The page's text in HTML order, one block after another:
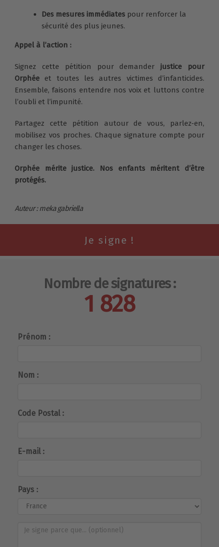
Des mesures immédiates pour renforcer la
sécurité des plus jeunes.
Appel à l’action :
Signez cette pétition pour demanderjustice pour
Orphée et toutes les autres victimes d’infanticides.
Ensemble, faisons entendre nos voix et luttons contre
l’oubli et l’impunité.
Partagez cette pétition autour de vous, parlez-en,
mobilisez vos proches. Chaque signature compte pour
changer les choses.
Orphée mérite justice. Nos enfants méritent d’être
protégés.
Auteur : meka gabriella
Nombre de signatures :
1 828
Prénom :
Nom :
Code Postal :
E-mail :
Pays :